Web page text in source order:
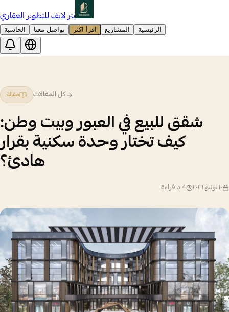
بتر لايف للتطوير العقاري
الرئيسية المشاريع اقرأ اكثر تواصل معنا الحاسبة
كل المقالات مقالة
شقق للبيع في العبور وبيت وطن:
كيف تختار وحدة سكنية بقرار
هادئ؟
١٠ يونيو ٢٠٢٦ 4د قراءة